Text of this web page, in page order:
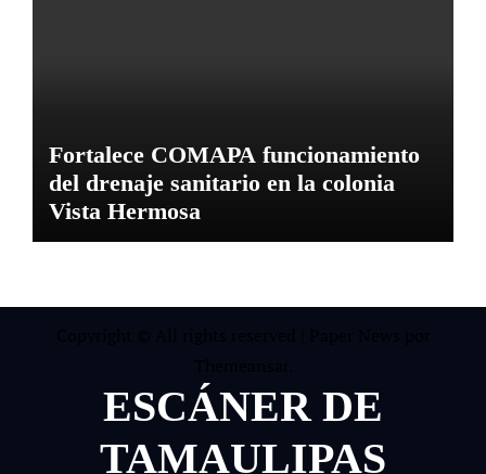
Fortalece COMAPA funcionamiento
del drenaje sanitario en la colonia
Vista Hermosa
ESCÁNER DE
TAMAULIPAS